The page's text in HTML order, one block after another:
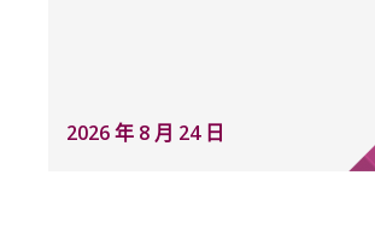
2026 年 8 月 24 日